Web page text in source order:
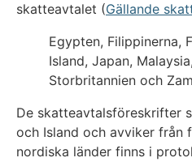
skatteavtalet (Gällande
Egypten, Filippinerna,
Island, Japan,
Storbritannien och
De skatteavtalsföreskrifter
och Island och avviker från
nordiska länder finns i